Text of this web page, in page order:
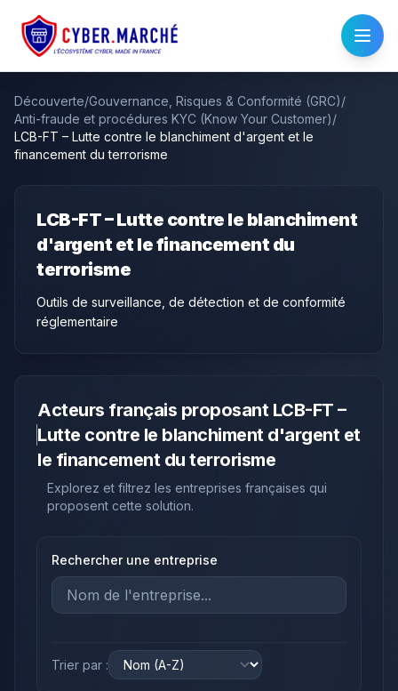
Découverte/Gouvernance, Risques & Conformité (GRC)/
Anti-fraude et procédures KYC (Know Your Customer)/
LCB-FT – Lutte contre le blanchiment d'argent et le
financement du terrorisme
LCB-FT – Lutte contre le blanchiment
d'argent et le financement du
terrorisme
Outils de surveillance, de détection et de conformité
réglementaire
Acteurs français proposant LCB-FT –
Lutte contre le blanchiment d'argent et
le financement du terrorisme
Explorez et filtrez les entreprises françaises qui
proposent cette solution.
Rechercher une entreprise
Trier par :